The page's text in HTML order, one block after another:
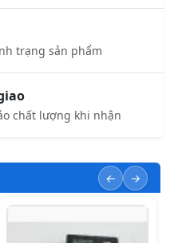
trạng sản phẩm
chất lượng khi nhận